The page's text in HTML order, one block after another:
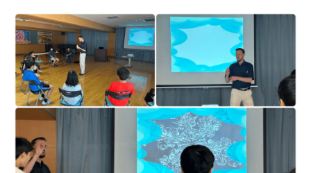
説明会・イベント情報
よみもの
学校からのお知らせ
学校HP最新情報